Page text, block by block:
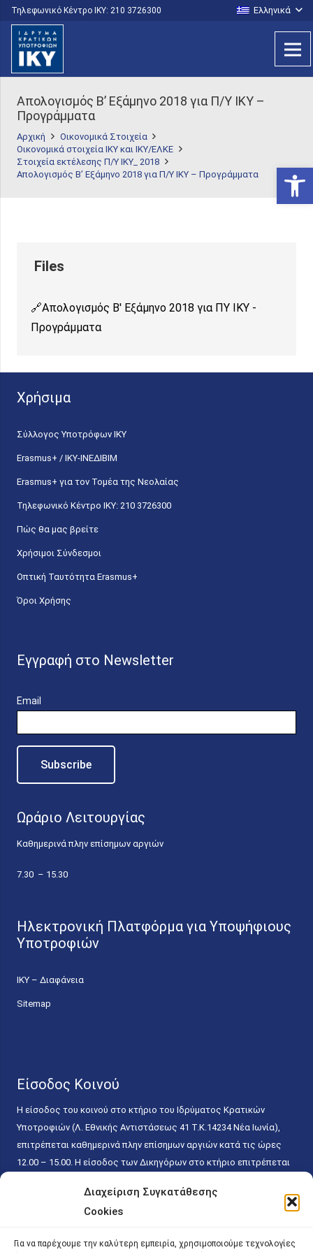
Διαχείριση Συγκατάθεσης
Cookies
Για να παρέχουμε την καλύτερη εμπειρία, χρησιμοποιούμε τεχνολογίες
Τηλεφωνικό Κέντρο IKY: 210 3726300 Ελληνικά
Απολογισμός B’ Εξάμηνο 2018 για Π/Υ ΙΚΥ –
Προγράμματα
Αρχική
Οικονομικά Στοιχεία
Οικονομικά στοιχεία ΙΚΥ και ΙΚΥ/ΕΛΚΕ
Στοιχεία εκτέλεσης Π/Υ ΙΚΥ_ 2018
Απολογισμός B’ Εξάμηνο 2018 για Π/Υ ΙΚΥ – Προγράμματα
Απολογισμός B' Εξάμηνο 2018 για ΠΥ ΙΚΥ -
Προγράμματα
Χρήσιμα
Σύλλογος Υποτρόφων ΙΚΥ
Erasmus+ / ΙΚΥ-ΙΝΕΔΙΒΙΜ
Erasmus+ για τον Τομέα της Νεολαίας
Τηλεφωνικό Κέντρο IKY: 210 3726300
Πώς θα μας βρείτε
Χρήσιμοι Σύνδεσμοι
Οπτική Ταυτότητα Erasmus+
Όροι Χρήσης
Εγγραφή στο Newsletter
Email
Ωράριο Λειτουργίας
Καθημερινά πλην επίσημων αργιών
7.30 – 15.30
Ηλεκτρονική Πλατφόρμα για Υποψήφιους
Υποτροφιών
ΙΚΥ – Διαφάνεια
Sitemap
Είσοδος Κοινού
Η είσοδος του κοινού στο κτήριο του Ιδρύματος Κρατικών
Υποτροφιών (Λ. Εθνικής Αντιστάσεως 41 T.K.14234 Νέα Ιωνία),
επιτρέπεται καθημερινά πλην επίσημων αργιών κατά τις ώρες
12.00 – 15.00. Η είσοδος των Δικηγόρων στο κτήριο επιτρέπεται
κάθε εργάσιμη ημέρα και ώρα χωρίς κανέναν χρονικό ή άλλο
περιορισμό. Η είσοδος του κοινού ειδικά στο γραφείο του
15.00. Η εξυπηρέτηση του κοινού πραγματοποιείται βάσει των